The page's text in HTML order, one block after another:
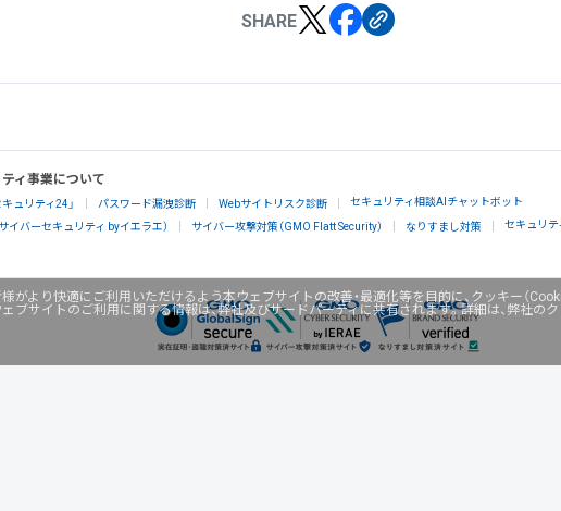
がより快適にご利用いただけるよう本ウェブサイトの改善・最適化等を目的に、クッキー（
ブサイトのご利用に関する情報は、弊社及びサードパーティに共有されます。詳細は、弊社の
SHARE
ィ事業について
ュリティ24」 パスワード漏洩診断 Webサイトリスク診断 セキュリティ相談AIチャットボット
イバーセキュリティ byイエラエ） サイバー攻撃対策（GMO Flatt Security） なりすまし対策 セキュリテ